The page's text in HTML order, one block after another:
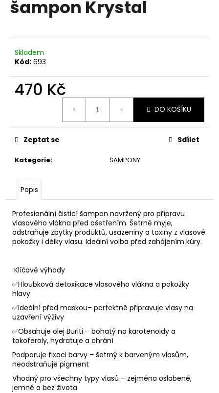
šampon Krystal
Skladem
Kód: 693
470 Kč
DO KOŠÍKU
Kategorie: ŠAMPONY
Zeptat se Sdílet
Popis
Profesionální čisticí šampon navržený pro přípravu
vlasového vlákna před ošetřením. Šetrně myje,
odstraňuje zbytky produktů, usazeniny a toxiny z vlasové
pokožky i délky vlasu. Ideální volba před zahájením kúry.
Klíčové výhody
✅️Hloubková detoxikace vlasového vlákna a pokožky
hlavy
✅️Ideální před maskou– perfektně připravuje vlasy na
uzavření výživy
✅️Obsahuje olej Buriti – bohatý na karotenoidy a
tokoferoly, hydratuje a chrání
Podporuje fixaci barvy – šetrný k barveným vlasům,
neodstraňuje pigment
Vhodný pro všechny typy vlasů – zejména oslabené,
jemné a bez života
a
í
?
HLEDAT
D
r
u
č
u
j
m
e
BARVÍCÍ
PĚNA
-
ČERVENOFIALOVÁ
767
330
Kč